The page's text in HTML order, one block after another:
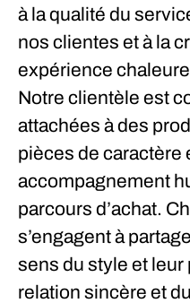
à la qualité du
nos clientes et à la
expérience
Notre clientèle est
attachées à des
pièces de caractère
accompagnement
parcours d’achat.
s’engagent à
sens du style et
relation sincère et